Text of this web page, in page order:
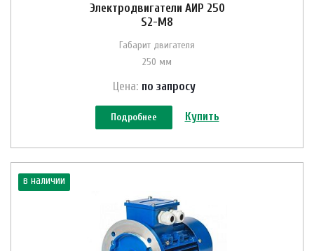
Электродвигатели АИР 250
S2-M8
Габарит двигателя
250 мм
Цена: по запросу
Подробнее Купить
в наличии